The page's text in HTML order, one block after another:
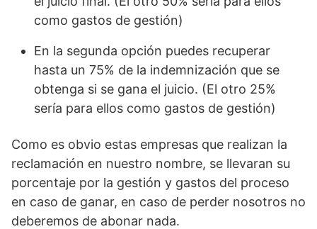
como gastos de gestión)
En la segunda opción puedes recuperar
hasta un 75% de la indemnización que se
obtenga si se gana el juicio. (El otro 25%
sería para ellos como gastos de gestión)
Como es obvio estas empresas que realizan la
reclamación en nuestro nombre, se llevaran su
porcentaje por la gestión y gastos del proceso
en caso de ganar, en caso de perder nosotros no
deberemos de abonar nada.